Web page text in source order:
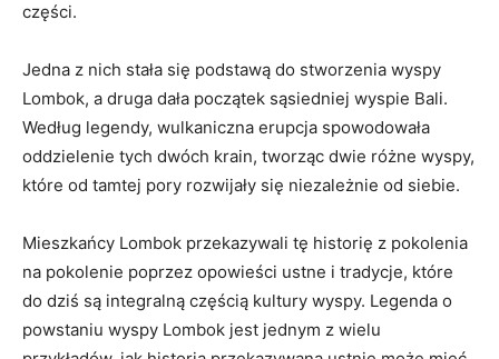
części.
Jedna z​ nich stała się⁤ podstawą ⁢do ‌stworzenia wyspy
Lombok, a⁤ druga⁤ dała początek sąsiedniej wyspie Bali.
Według legendy, ⁢wulkaniczna erupcja spowodowała
oddzielenie ⁣tych dwóch krain, tworząc dwie ‍różne wyspy,⁢
które od tamtej⁤ pory rozwijały się niezależnie⁤ od siebie.
Mieszkańcy Lombok ‌przekazywali ⁢tę historię⁤ z pokolenia⁤
na pokolenie poprzez ​opowieści ustne i tradycje, które‌
do dziś są integralną częścią kultury ​wyspy. Legenda o
‍powstaniu wyspy Lombok jest jednym z wielu